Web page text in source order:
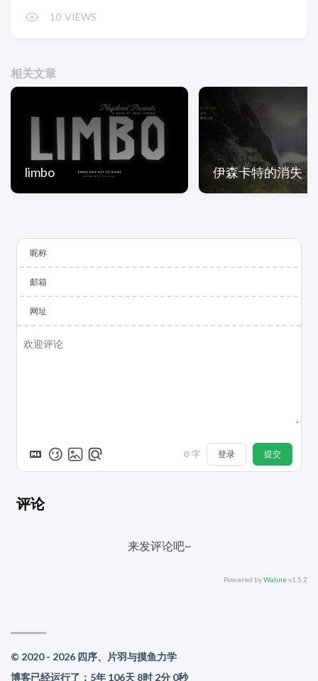
10 VIEWS
相关文章
limbo 伊森卡特的消失
昵称
邮箱
网址
0 字 登录 提交
评论
来发评论吧~
Powered byWalinev1.5.2
© 2020 - 2026 四序、片羽与摸鱼力学
博客已经运行了：5年 106天 8时 2分 0秒